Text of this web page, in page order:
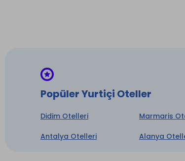
Popüler Yurtiçi Oteller
Didim Otelleri Marmaris
Antalya Otelleri Alanya